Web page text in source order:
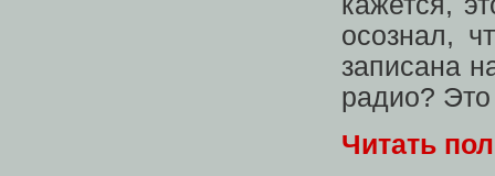
осознал,
записана
радио?
Читать